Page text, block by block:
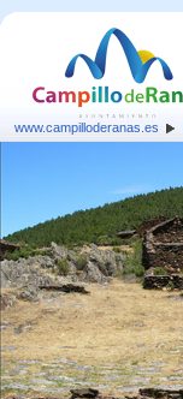
www.campilloderanas.es